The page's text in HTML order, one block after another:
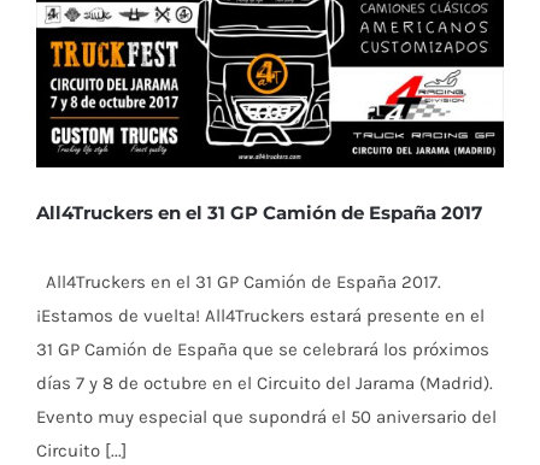
All4Truckers en el 31 GP Camión de España 2017
All4Truckers en el 31 GP Camión de España 2017.
¡Estamos de vuelta! All4Truckers estará presente en el
31 GP Camión de España que se celebrará los próximos
días 7 y 8 de octubre en el Circuito del Jarama (Madrid).
Evento muy especial que supondrá el 50 aniversario del
Circuito [...]